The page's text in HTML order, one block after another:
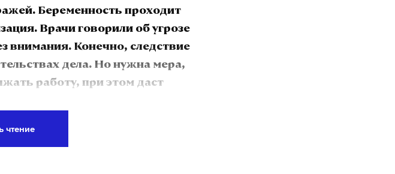
Беременность проходит
Врачи говорили об угрозе
внимания. Конечно, следствие
дела. Но нужна мера,
работу, при этом даст
чтение